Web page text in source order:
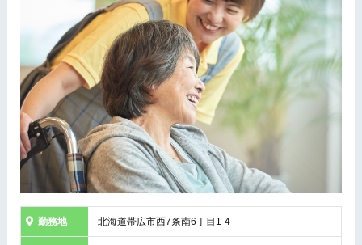
勤務地 北海道帯広市西7条南6丁目1-4